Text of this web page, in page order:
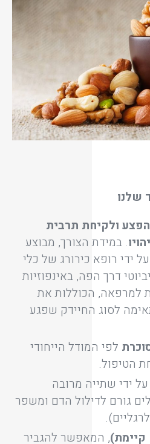
שלנו
ולקיחת תרבית
. במידת הצורך, מבוצע
ידי רופא כירורג של כלי
דרך הפה, באינפוזיות
למרפאה, הכוללות את
לסוג החיידק שפגע
לפי המודל הייחודי
הטיפול.
על ידי שתייה מרובה
גורם לדילול הדם ומשפר
קיימת), המאפשר להגביר